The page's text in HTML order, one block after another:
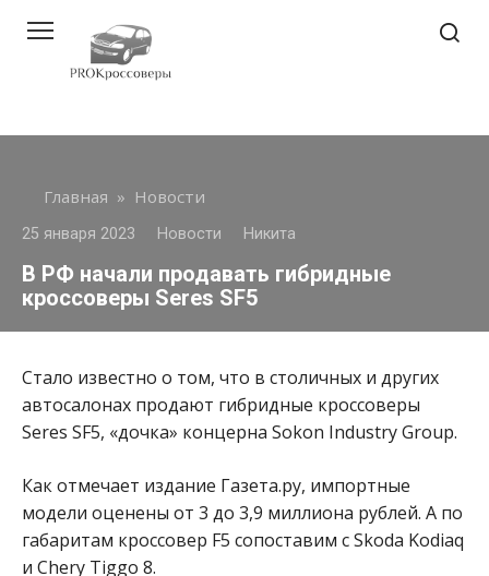
контенту
Главная » Новости
25 января 2023 Новости Никита
В РФ начали продавать гибридные
кроссоверы Seres SF5
Стало известно о том, что в столичных и других
автосалонах продают гибридные кроссоверы
Seres SF5, «дочка» концерна Sokon Industry Group.
Как отмечает издание Газета.ру, импортные
модели оценены от 3 до 3,9 миллиона рублей. А по
габаритам кроссовер F5 сопоставим с Skoda Kodiaq
и Chery Tiggo 8.